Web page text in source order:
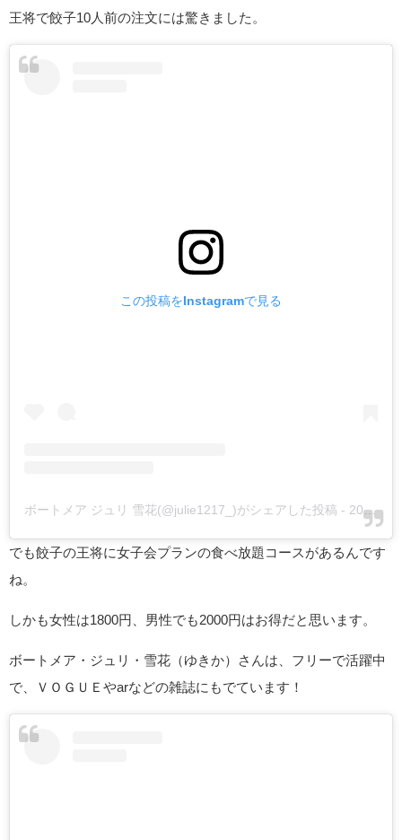
王将で餃子10人前の注文には驚きました。
この投稿をInstagramで見る
ボートメア ジュリ 雪花(@julie1217_)がシェアした投稿 - 2019年 6月月8日午前6時04分PDT
でも餃子の王将に女子会プランの食べ放題コースがあるんです
ね。
しかも女性は1800円、男性でも2000円はお得だと思います。
ボートメア・ジュリ・雪花（ゆきか）さんは、フリーで活躍中
で、ＶＯＧＵＥやarなどの雑誌にもでています！